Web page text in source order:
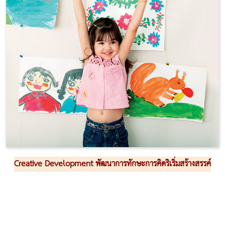
Creative Development พัฒนาการทักษะการคิดริเริ่มสร้างสรรค์